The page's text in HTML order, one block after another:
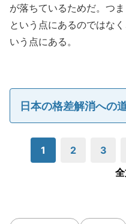
が落ちているためだ。つ
という点にあるのではな
いう点にある。
日本の格差解消への
1 2 3